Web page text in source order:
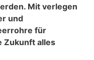
Mit verlegen
und
für
Zukunft alles